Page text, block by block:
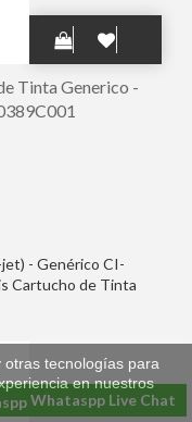
Tinta Generico -
- Genérico CI-
Cartucho de Tinta
otras tecnologías para
en nuestros
Whataspp Live Chat